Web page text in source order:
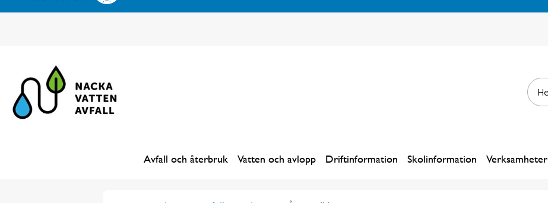
Avfall och återbruk Vatten och avlopp Driftinformation Skolinformation Verksamheter